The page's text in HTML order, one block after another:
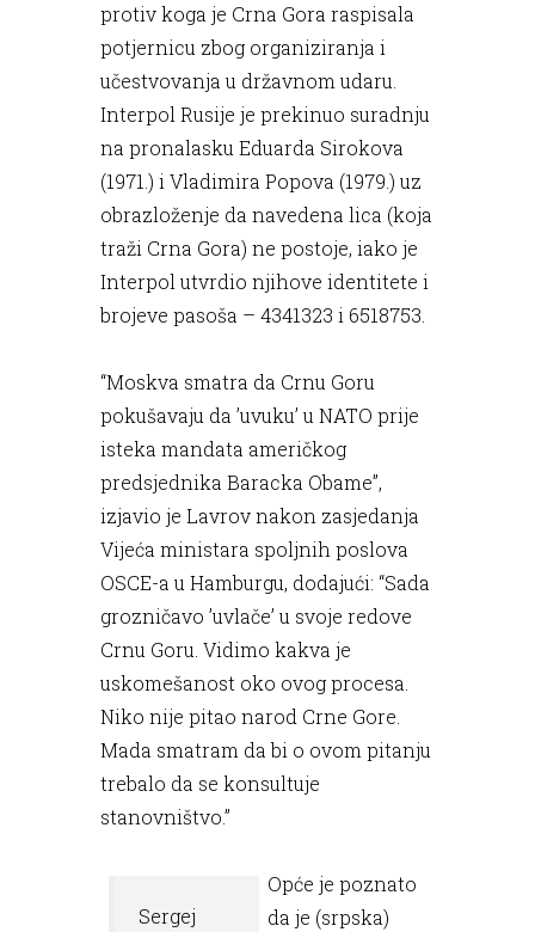
protiv koga je Crna Gora raspisala
potjernicu zbog organiziranja i
učestvovanja u državnom udaru.
Interpol Rusije je prekinuo suradnju
na pronalasku Eduarda Sirokova
(1971.) i Vladimira Popova (1979.) uz
obrazloženje da navedena lica (koja
traži Crna Gora) ne postoje, iako je
Interpol utvrdio njihove identitete i
brojeve pasoša – 4341323 i 6518753.
“Moskva smatra da Crnu Goru
pokušavaju da ’uvuku’ u NATO prije
isteka mandata američkog
predsjednika Baracka Obame”,
izjavio je Lavrov nakon zasjedanja
Vijeća ministara spoljnih poslova
OSCE-a u Hamburgu, dodajući: “Sada
grozničavo ’uvlače’ u svoje redove
Crnu Goru. Vidimo kakva je
uskomešanost oko ovog procesa.
Niko nije pitao narod Crne Gore.
Mada smatram da bi o ovom pitanju
trebalo da se konsultuje
stanovništvo.”
Sergej
Opće je poznato
da je (srpska)